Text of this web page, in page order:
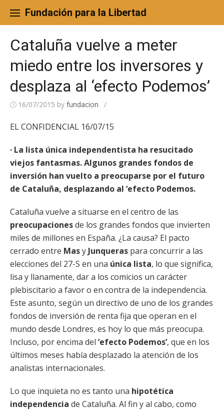
content
Fundación para la Libertad
Cataluña vuelve a meter
miedo entre los inversores y
desplaza al ‘efecto Podemos’
16/07/2015 by fundacion /
EL CONFIDENCIAL 16/07/15
· La lista única independentista ha resucitado
viejos fantasmas. Algunos grandes fondos de
inversión han vuelto a preocuparse por el futuro
de Cataluña, desplazando al ‘efecto Podemos.
Cataluña vuelve a situarse en el centro de las
preocupacionesde los grandes fondos que invierten
miles de millones en España. ¿La causa? El pacto
cerrado entre Masy Junqueras para concurrir a las
elecciones del 27-S en una única lista, lo que significa,
lisa y llanamente, dar a los comicios un carácter
plebiscitario a favor o en contra de la independencia.
Este asunto, según un directivo de uno de los grandes
fondos de inversión de renta fija que operan en el
mundo desde Londres, es hoy lo que más preocupa.
Incluso, por encima del ‘efecto Podemos’, que en los
últimos meses había desplazado la atención de los
analistas internacionales.
Lo que inquieta no es tanto una hipotética
independencia de Cataluña. Al fin y al cabo, como